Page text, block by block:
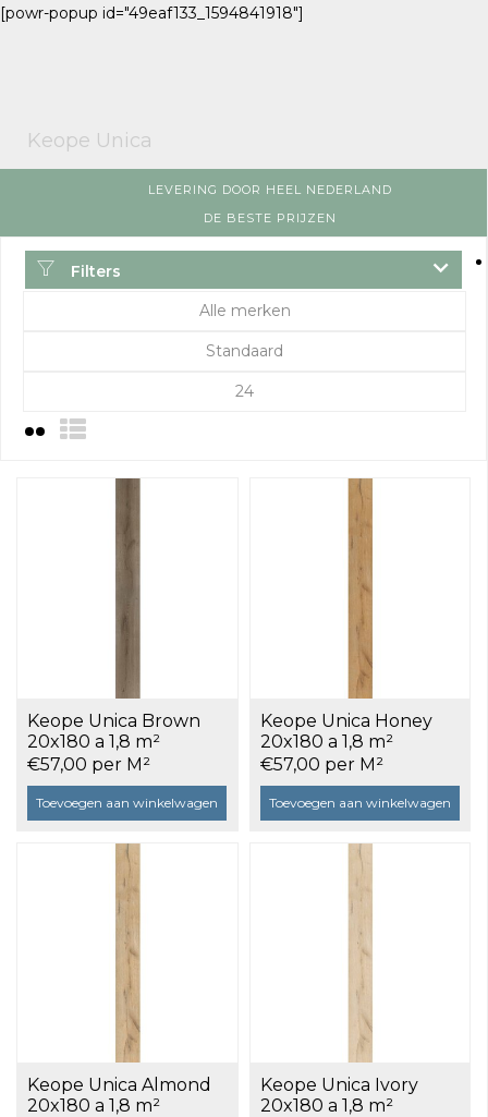
[powr-popup id="49eaf133_1594841918"]
Keope Unica
LEVERING DOOR HEEL NEDERLAND
DE BESTE PRIJZEN
Filters
Alle merken
Standaard
24
Keope Unica Brown
20x180 a 1,8 m²
€57,00 per M²
Toevoegen aan winkelwagen
Keope Unica Honey
20x180 a 1,8 m²
€57,00 per M²
Toevoegen aan winkelwagen
Keope Unica Almond
20x180 a 1,8 m²
Keope Unica Ivory
20x180 a 1,8 m²